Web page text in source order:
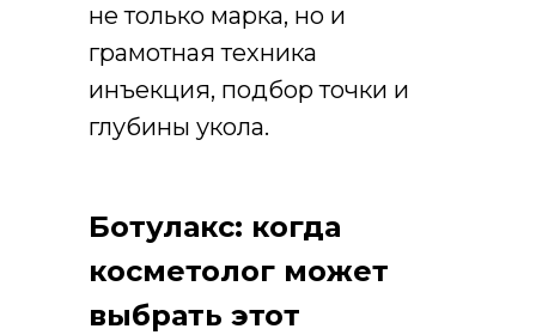
не только марка, но и
грамотная техника
инъекция, подбор точки и
глубины укола.
Ботулакс: когда
косметолог может
выбрать этот